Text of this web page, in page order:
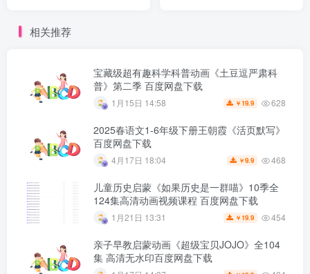
相关推荐
宝藏级超有趣科学科普动画《土豆逗严肃科
普》第二季 百度网盘下载
1月15日 14:58 ￥ 19.9 628
2025春语文1-6年级下册王朝霞《活页默写》
百度网盘下载
4月17日 18:04 ￥9.9 468
儿童历史启蒙《如果历史是一群喵》10季全
124集高清动画视频课程 百度网盘下载
1月21日 13:31 ￥ 19.9 454
亲子早教启蒙动画《超级宝贝JOJO》全104
集 高清无水印百度网盘下载